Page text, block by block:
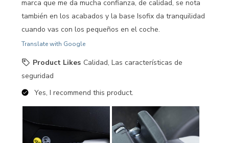
marca que me da mucha confianza, de calidad, se nota
también en los acabados y la base Isofix da tranquilidad
cuando vas con los pequeños en el coche.
Translate with Google
Product Likes Calidad, Las características de
seguridad
Yes, I recommend this product.